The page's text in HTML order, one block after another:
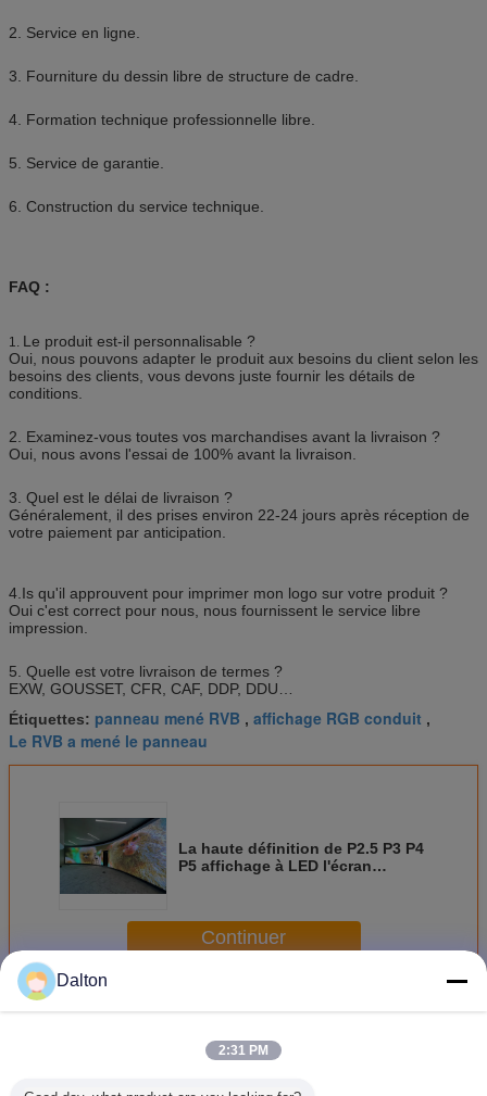
2. Service en ligne.
3. Fourniture du dessin libre de structure de cadre.
4. Formation technique professionnelle libre.
5. Service de garantie.
6. Construction du service technique.
FAQ :
1. Le produit est-il personnalisable ?
Oui, nous pouvons adapter le produit aux besoins du client selon les
besoins des clients, vous devons juste fournir les détails de
conditions.
2. Examinez-vous toutes vos marchandises avant la livraison ?
Oui, nous avons l'essai de 100% avant la livraison.
3. Quel est le délai de livraison ?
Généralement, il des prises environ 22-24 jours après réception de
votre paiement par anticipation.
4.Is qu'il approuvent pour imprimer mon logo sur votre produit ?
Oui c'est correct pour nous, nous fournissent le service libre
impression.
5. Quelle est votre livraison de termes ?
EXW, GOUSSET, CFR, CAF, DDP, DDU…
Étiquettes: panneau mené RVB , affichage RGB conduit ,
Le RVB a mené le panneau
La haute définition de P2.5 P3 P4
P5 affichage à LED l'écran
Continuer
PlusLe RVB a mené l'écran
Dalton
2:31 PM